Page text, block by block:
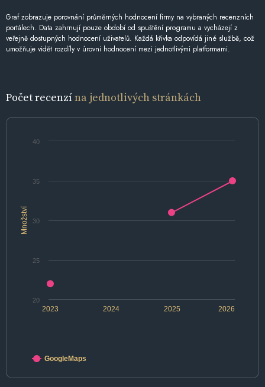
Graf zobrazuje porovnání průměrných hodnocení firmy na vybraných recenzních
portálech. Data zahrnují pouze období od spuštění programu a vycházejí z
veřejně dostupných hodnocení uživatelů. Každá křivka odpovídá jiné službě, což
umožňuje vidět rozdíly v úrovni hodnocení mezi jednotlivými platformami.
Počet recenzína jednotlivých stránkách
Množství
2024 2026
2023 2025
20
30
25
35
40
GoogleMaps